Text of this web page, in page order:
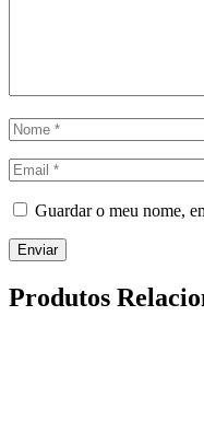
Guardar o meu nome,
Produtos